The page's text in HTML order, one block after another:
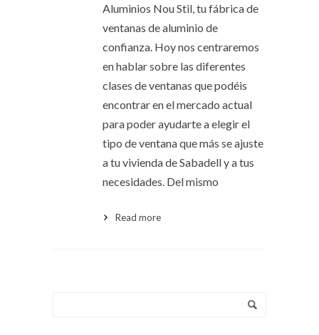
Aluminios Nou Stil, tu fábrica de
ventanas de aluminio de
confianza. Hoy nos centraremos
en hablar sobre las diferentes
clases de ventanas que podéis
encontrar en el mercado actual
para poder ayudarte a elegir el
tipo de ventana que más se ajuste
a tu vivienda de Sabadell y a tus
necesidades. Del mismo
Read more